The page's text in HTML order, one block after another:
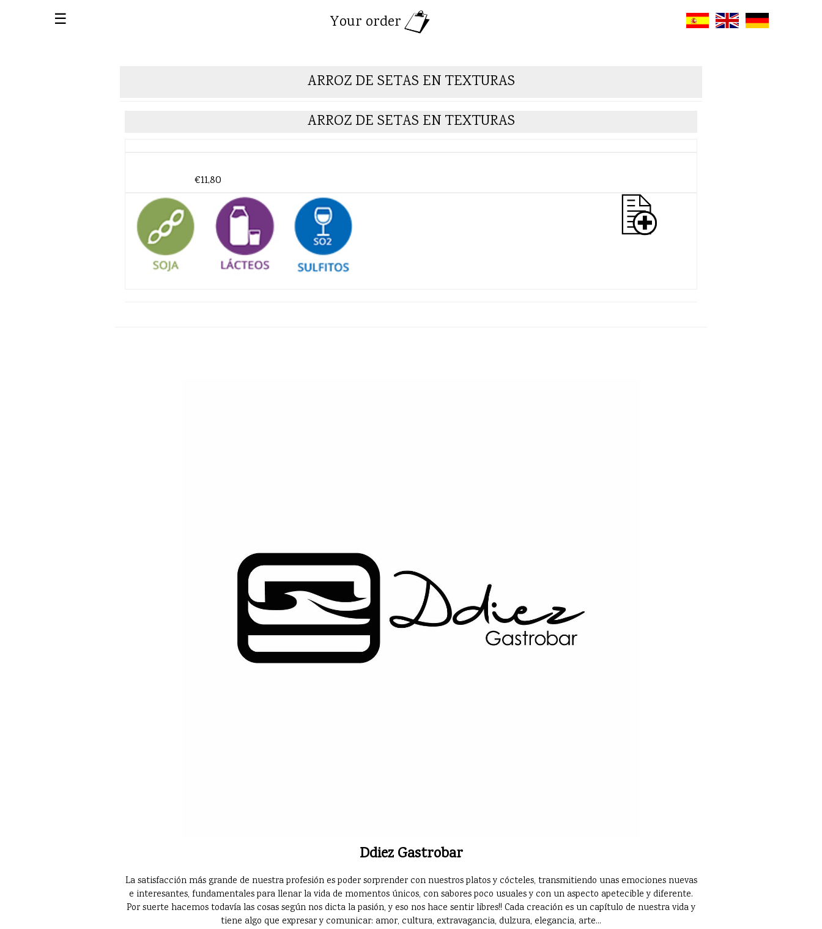
☰ Your order
ARROZ DE SETAS EN TEXTURAS
ARROZ DE SETAS EN TEXTURAS
€11,80
Ddiez Gastrobar
La satisfacción más grande de nuestra profesión es poder sorprender con nuestros platos y cócteles, transmitiendo unas emociones nuevas
e interesantes, fundamentales para llenar la vida de momentos únicos, con sabores poco usuales y con un aspecto apetecible y diferente.
Por suerte hacemos todavía las cosas según nos dicta la pasión, y eso nos hace sentir libres!! Cada creación es un capítulo de nuestra vida y
tiene algo que expresar y comunicar: amor, cultura, extravagancia, dulzura, elegancia, arte...